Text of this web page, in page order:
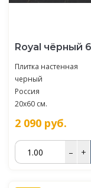
Royal чёрный
Плитка настенная
черный
Россия
20x60 см.
2 090 руб.
– +